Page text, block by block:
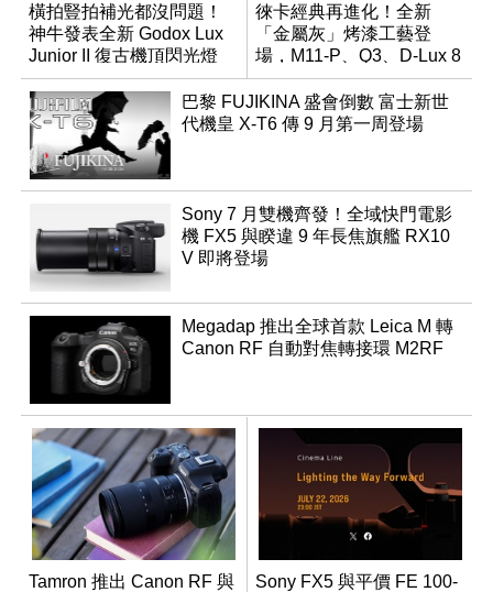
橫拍豎拍補光都沒問題！
神牛發表全新 Godox Lux
Junior II 復古機頂閃光燈
徠卡經典再進化！全新
「金屬灰」烤漆工藝登
場，M11-P、Q3、D-Lux 8
領銜換裝
巴黎 FUJIKINA 盛會倒數 富士新世
代機皇 X-T6 傳 9 月第一周登場
Sony 7 月雙機齊發！全域快門電影
機 FX5 與睽違 9 年長焦旗艦 RX10
V 即將登場
Megadap 推出全球首款 Leica M 轉
Canon RF 自動對焦轉接環 M2RF
Tamron 推出 Canon RF 與
Sony FX5 與平價 FE 100-